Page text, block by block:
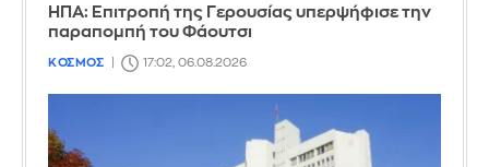
ΗΠΑ: Επιτροπή της Γερουσίας υπερψήφισε την
παραπομπή του Φάουτσι
ΚΟΣΜΟΣ 17:02, 06.08.2026